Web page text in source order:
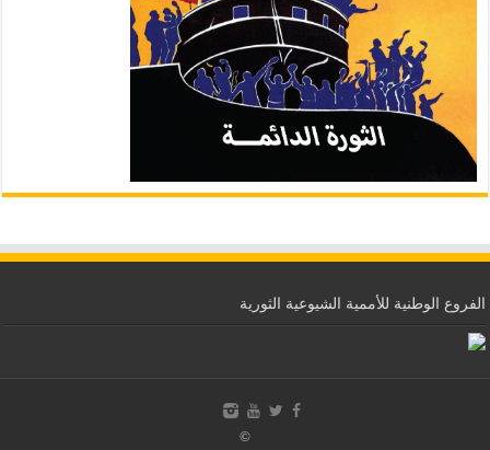
الفروع الوطنية للأممية الشيوعية الثورية
©